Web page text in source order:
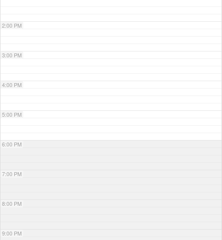
2:00 PM
3:00 PM
4:00 PM
5:00 PM
6:00 PM
7:00 PM
8:00 PM
9:00 PM